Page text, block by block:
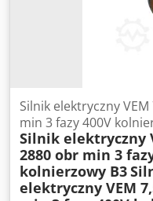
Silnik elektryczny
min 3 fazy 400V
Silnik elektryczny
2880 obr min 3
kolnierzowy B3
elektryczny VEM